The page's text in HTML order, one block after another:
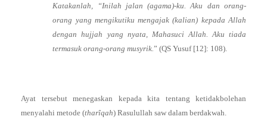
Katakanlah, “Inilah jalan (agama)-ku. Aku dan orang-
orang yang mengikutiku mengajak (kalian) kepada Allah
dengan hujjah yang nyata, Mahasuci Allah. Aku tiada
termasuk orang-orang musyrik.” (QS Yusuf [12]: 108).
Ayat tersebut menegaskan kepada kita tentang ketidakbolehan
menyalahi metode (tharîqah) Rasulullah saw dalam berdakwah.